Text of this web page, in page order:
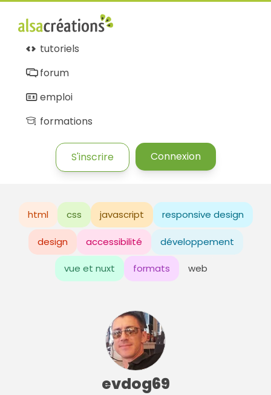
tutoriels
forum
emploi
formations
S'inscrire Connexion
html css javascript responsive design
design accessibilité développement
vue et nuxt formats web
evdog69